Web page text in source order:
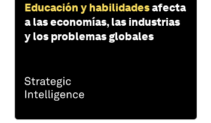
Educación y habilidadesafecta
a las economías, las industrias
y los problemas globales